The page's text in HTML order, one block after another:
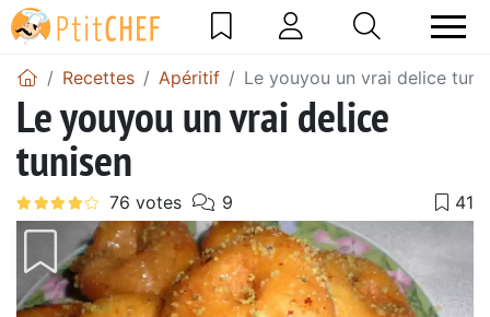
Recettes Apéritif Le youyou un vrai delice
Le youyou un vrai delice
tunisen